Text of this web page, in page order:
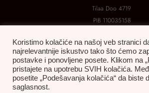
Tilaa Doo 4719
PIB 110035158
Koristimo kolačiće na našoj veb stranici
najrelevantnije iskustvo tako što ćemo
postavke i ponovljene posete. Klikom na
pristajete na upotrebu SVIH kolačića.
posetite „Podešavanja kolačića“ da biste
saglasnost.